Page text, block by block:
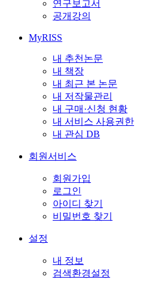
연구보고서
공개강의
MyRISS
내 추천논문
내 책장
내 최근 본 논문
내 저작물관리
내 구매·신청 현황
내 서비스 사용권한
내 관심 DB
회원서비스
회원가입
로그인
아이디 찾기
비밀번호 찾기
설정
내 정보
검색환경설정